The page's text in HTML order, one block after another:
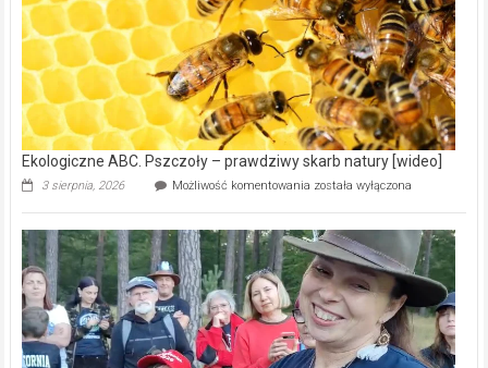
15,6
mln
na
modernizację
oczyszczalni
ścieków
[wideo]
Ekologiczne ABC. Pszczoły – prawdziwy skarb natury [wideo]
3 sierpnia, 2026 Możliwość komentowania Ekologiczne
–
prawdziwy
skarb
natury
[wideo]
została wyłączona